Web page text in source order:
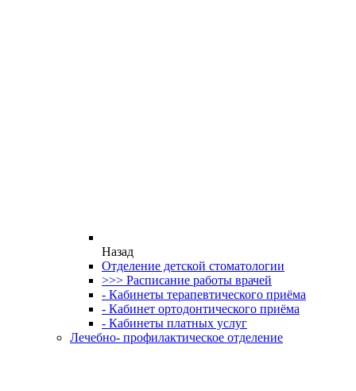
Назад
Отделение детской стоматологии
>>> Расписание работы врачей
- Кабинеты терапевтического приёма
- Кабинет ортодонтического приёма
- Кабинеты платных услуг
Лечебно- профилактическое отделение